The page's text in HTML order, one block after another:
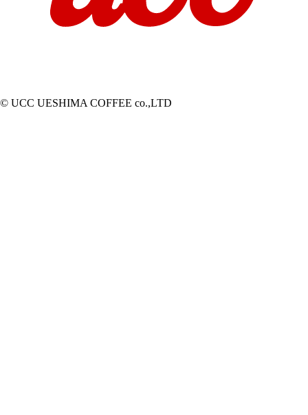
© UCC UESHIMA COFFEE co.,LTD